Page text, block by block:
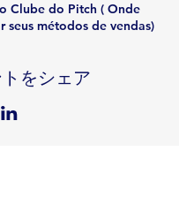
Clube do Pitch ( Onde
seus métodos de vendas)
をシェア